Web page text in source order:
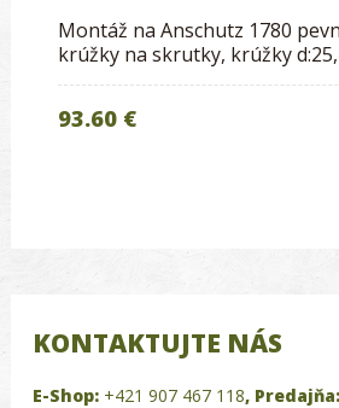
Montáž na Anschutz 1780
krúžky na skrutky, krúžky
93.60 €
KONTAKTUJTE NÁS
E-Shop: +421 907 467 118, Predajňa: